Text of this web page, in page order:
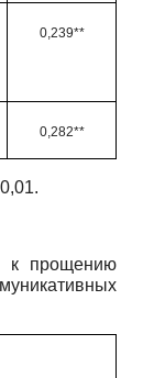
0,239**
0,282**
к прощению